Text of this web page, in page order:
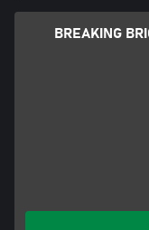
BREAKING